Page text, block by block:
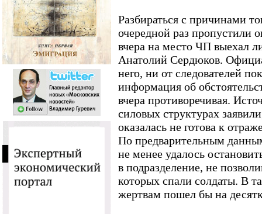
Разбираться с причинами
очередной раз пропустили
вчера на место ЧП выехал
Анатолий Сердюков.
него, ни от следователей
информация об
вчера противоречивая.
силовых структурах
оказалась не готова к
По предварительным
не менее удалось
в подразделение, не
которых спали солдаты. В
жертвам пошел бы на